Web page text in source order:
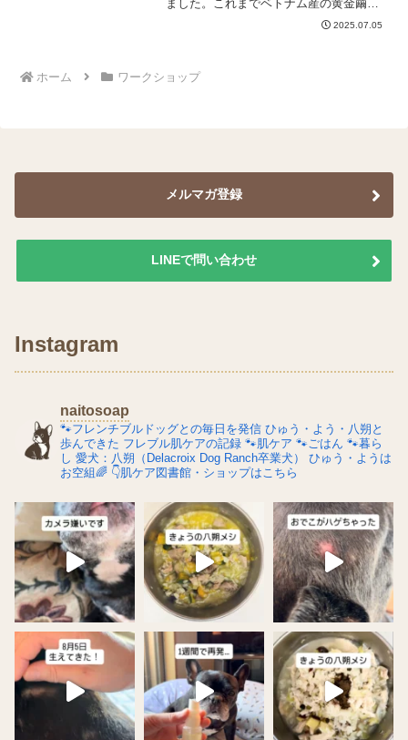
ました。これまでベトナム産の黄金繭を
ご提供してまいりましたが、今回からは
国産の黄金繭に切り替えての販売となり
2025.07.05
ホーム ワークショップ
メルマガ登録
LINEで問い合わせ
Instagram
naitosoap
🐾フレンチブルドッグとの毎日を発信 ひゅう・よう・八朔と
歩んできた フレブル肌ケアの記録 🐾肌ケア 🐾ごはん 🐾暮ら
し 愛犬：八朔（Delacroix Dog Ranch卒業犬）
ひゅう・ようは
お空組🌈 👇肌ケア図書館・ショップはこちら